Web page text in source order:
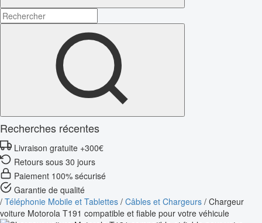
Recherches récentes
Livraison gratuite +300€
Retours sous 30 jours
Paiement 100% sécurisé
Garantie de qualité
/ Téléphonie Mobile et Tablettes / Câbles et Chargeurs / Chargeur
voiture Motorola T191 compatible et fiable pour votre véhicule